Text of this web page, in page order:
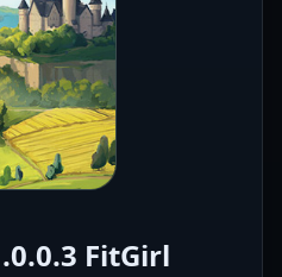
FitGirl